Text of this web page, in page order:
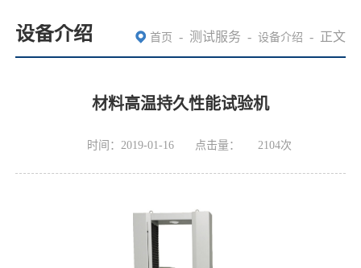
设备介绍 首页 - 测试服务 - 设备介绍 - 正文
材料高温持久性能试验机
时间：2019-01-16 点击量： 2104次